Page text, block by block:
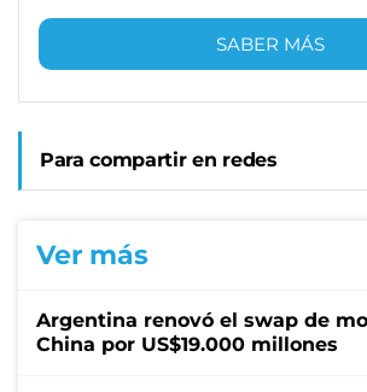
SABER MÁS
Para compartir en redes
Ver más
Argentina renovó el swap de
China por US$19.000 millones